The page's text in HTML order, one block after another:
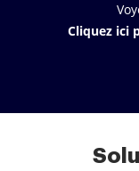
Cliquez ici